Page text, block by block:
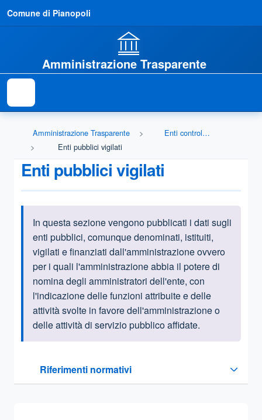
Comune di Pianopoli
Amministrazione Trasparente
Amministrazione Trasparente
Enti controllati
Enti pubblici vigilati
Enti pubblici vigilati
Informazioni introduttive
In questa sezione vengono pubblicati i dati sugli
enti pubblici, comunque denominati, istituiti,
vigilati e finanziati dall'amministrazione ovvero
per i quali l'amministrazione abbia il potere di
nomina degli amministratori dell'ente, con
l'indicazione delle funzioni attribuite e delle
attività svolte in favore dell'amministrazione o
delle attività di servizio pubblico affidate.
Riferimenti normativi
Sezione compressa